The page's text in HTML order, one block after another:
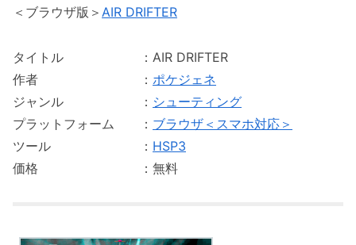
＜ブラウザ版＞ AIR DRIFTER
タイトル ：AIR DRIFTER
作者 ： ポケジェネ
ジャンル ： シューティング
プラットフォーム ： ブラウザ＜スマホ対応＞
ツール ： HSP3
価格 ：無料